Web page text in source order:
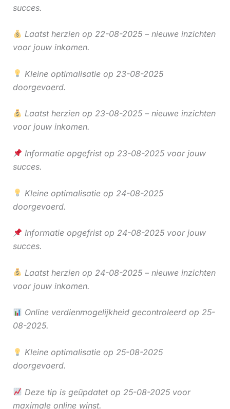
succes.
Laatst herzien op 22-08-2025 – nieuwe inzichten
voor jouw inkomen.
Kleine optimalisatie op 23-08-2025
doorgevoerd.
Laatst herzien op 23-08-2025 – nieuwe inzichten
voor jouw inkomen.
Informatie opgefrist op 23-08-2025 voor jouw
succes.
Kleine optimalisatie op 24-08-2025
doorgevoerd.
Informatie opgefrist op 24-08-2025 voor jouw
succes.
Laatst herzien op 24-08-2025 – nieuwe inzichten
voor jouw inkomen.
Online verdienmogelijkheid gecontroleerd op 25-
08-2025.
Kleine optimalisatie op 25-08-2025
doorgevoerd.
Deze tip is geüpdatet op 25-08-2025 voor
maximale online winst.